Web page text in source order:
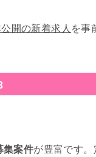
開の新着求人 を事
集案件が豊富です。